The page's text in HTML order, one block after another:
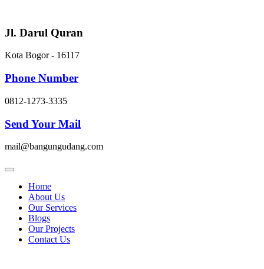
content
Jl. Darul Quran
Kota Bogor - 16117
Phone Number
0812-1273-3335
Send Your Mail
mail@bangungudang.com
Home
About Us
Our Services
Blogs
Our Projects
Contact Us